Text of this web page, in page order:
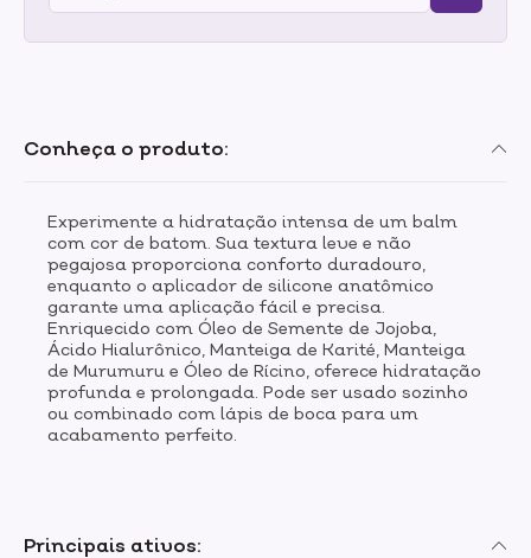
Principais ativos:
Conheça o produto:
Experimente a hidratação intensa de um balm
com cor de batom. Sua textura leve e não
pegajosa proporciona conforto duradouro,
enquanto o aplicador de silicone anatômico
garante uma aplicação fácil e precisa.
Enriquecido com Óleo de Semente de Jojoba,
Ácido Hialurônico, Manteiga de Karité, Manteiga
de Murumuru e Óleo de Rícino, oferece hidratação
profunda e prolongada. Pode ser usado sozinho
ou combinado com lápis de boca para um
acabamento perfeito.